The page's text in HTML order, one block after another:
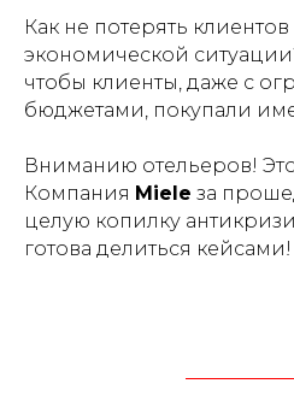
Как не потерять
экономической
чтобы клиенты, даже с
бюджетами, покупали
Вниманию отельеров!
Компания Miele за
целую копилку
готова делиться кейсами!